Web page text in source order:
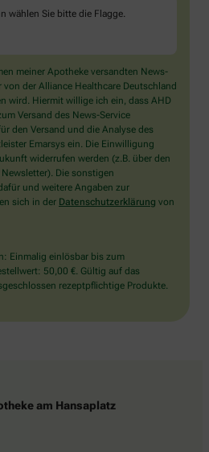
wählen Sie bitte die Flagge.
meiner Apotheke versandten News-
von der Alliance Healthcare Deutschland
wird. Hiermit willige ich ein, dass AHD
Versand des News-Service
den Versand und die Analyse des
Emarsys ein. Die Einwilligung
widerrufen werden (z.B. über den
Die sonstigen
und weitere Angaben zur
sich in der Datenschutzerklärung von
Einmalig einlösbar bis zum
50,00 €. Gültig auf das
rezeptpflichtige Produkte.
am Hansaplatz